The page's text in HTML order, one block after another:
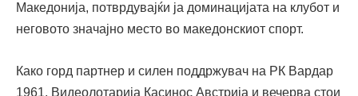
Македонија, потврдувајќи ја доминацијата на клубот и
неговото значајно место во македонскиот спорт.
Како горд партнер и силен поддржувач на РК Вардар
1961, Видеолотарија Касинос Австрија и вечерва стои